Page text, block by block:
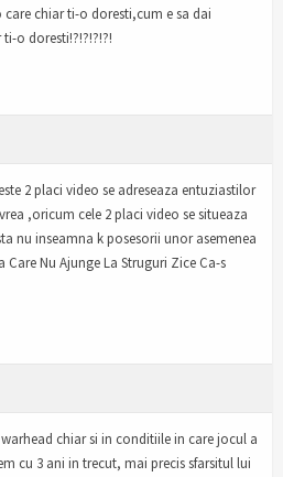
chiar ti-o doresti,cum e sa dai
o doresti!?!?!?!?!
2 placi video se adreseaza entuziastilor
,oricum cele 2 placi video se situeaza
nu inseamna k posesorii unor asemenea
Nu Ajunge La Struguri Zice Ca-s
chiar si in conditiile in care jocul a
cu 3 ani in trecut, mai precis sfarsitul lui